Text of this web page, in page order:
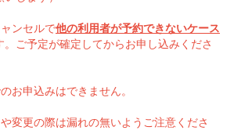
ンセルで他の利用者が予約できないケース
ご予定が確定してからお申し込みくださ
お申込みはできません。
変更の際は漏れの無いようご注意くださ